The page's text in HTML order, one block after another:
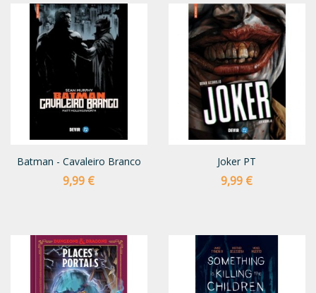
Batman - Cavaleiro Branco
Preço
9,99 €
Joker PT
Preço
9,99 €